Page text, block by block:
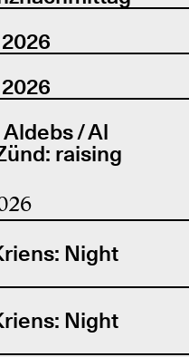
/ Al
raising
Night
Night